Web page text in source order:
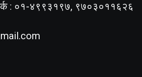
: ०१-४९९३१९७, ९७०३०११६२६